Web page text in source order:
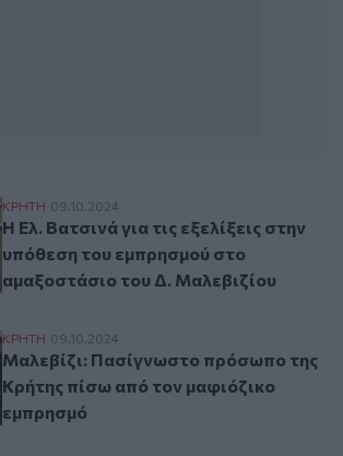
Η Ελ. Βατσινά για τις εξελίξεις στην
ΚΡΗΤΗ 09.10.2024
Η Ελ. Βατσινά για τις εξελίξεις στην
υπόθεση του εμπρησμού στο
αμαξοστάσιο του Δ. Μαλεβιζίου
Μαλεβίζι: Πασίγνωστο πρόσωπο της
ΚΡΗΤΗ 09.10.2024
Μαλεβίζι: Πασίγνωστο πρόσωπο της
Κρήτης πίσω από τον μαφιόζικο
εμπρησμό